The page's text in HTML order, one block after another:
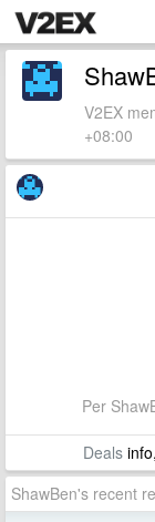
V2EX
+08:00
Per
Deals
ShawBen's recent